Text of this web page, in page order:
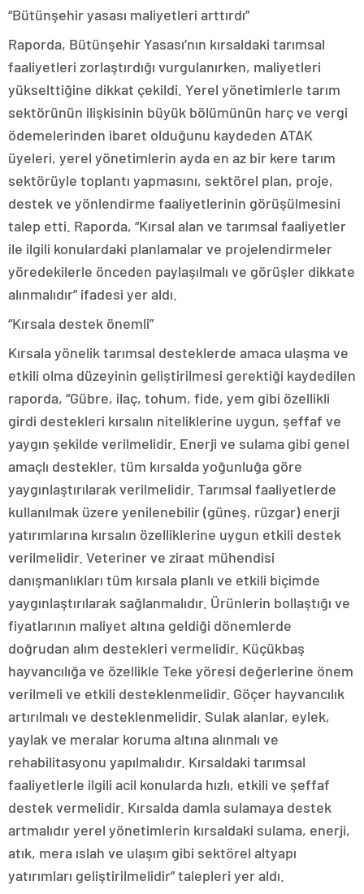
“Bütünşehir yasası maliyetleri arttırdı”
Raporda, Bütünşehir Yasası’nın kırsaldaki tarımsal
faaliyetleri zorlaştırdığı vurgulanırken, maliyetleri
yükselttiğine dikkat çekildi. Yerel yönetimlerle tarım
sektörünün ilişkisinin büyük bölümünün harç ve vergi
ödemelerinden ibaret olduğunu kaydeden ATAK
üyeleri, yerel yönetimlerin ayda en az bir kere tarım
sektörüyle toplantı yapmasını, sektörel plan, proje,
destek ve yönlendirme faaliyetlerinin görüşülmesini
talep etti. Raporda, “Kırsal alan ve tarımsal faaliyetler
ile ilgili konulardaki planlamalar ve projelendirmeler
yöredekilerle önceden paylaşılmalı ve görüşler dikkate
alınmalıdır” ifadesi yer aldı.
“Kırsala destek önemli”
Kırsala yönelik tarımsal desteklerde amaca ulaşma ve
etkili olma düzeyinin geliştirilmesi gerektiği kaydedilen
raporda, “Gübre, ilaç, tohum, fide, yem gibi özellikli
girdi destekleri kırsalın niteliklerine uygun, şeffaf ve
yaygın şekilde verilmelidir. Enerji ve sulama gibi genel
amaçlı destekler, tüm kırsalda yoğunluğa göre
yaygınlaştırılarak verilmelidir. Tarımsal faaliyetlerde
kullanılmak üzere yenilenebilir (güneş, rüzgar) enerji
yatırımlarına kırsalın özelliklerine uygun etkili destek
verilmelidir. Veteriner ve ziraat mühendisi
danışmanlıkları tüm kırsala planlı ve etkili biçimde
yaygınlaştırılarak sağlanmalıdır. Ürünlerin bollaştığı ve
fiyatlarının maliyet altına geldiği dönemlerde
doğrudan alım destekleri vermelidir. Küçükbaş
hayvancılığa ve özellikle Teke yöresi değerlerine önem
verilmeli ve etkili desteklenmelidir. Göçer hayvancılık
artırılmalı ve desteklenmelidir. Sulak alanlar, eylek,
yaylak ve meralar koruma altına alınmalı ve
rehabilitasyonu yapılmalıdır. Kırsaldaki tarımsal
faaliyetlerle ilgili acil konularda hızlı, etkili ve şeffaf
destek vermelidir. Kırsalda damla sulamaya destek
artmalıdır yerel yönetimlerin kırsaldaki sulama, enerji,
atık, mera ıslah ve ulaşım gibi sektörel altyapı
yatırımları geliştirilmelidir” talepleri yer aldı.